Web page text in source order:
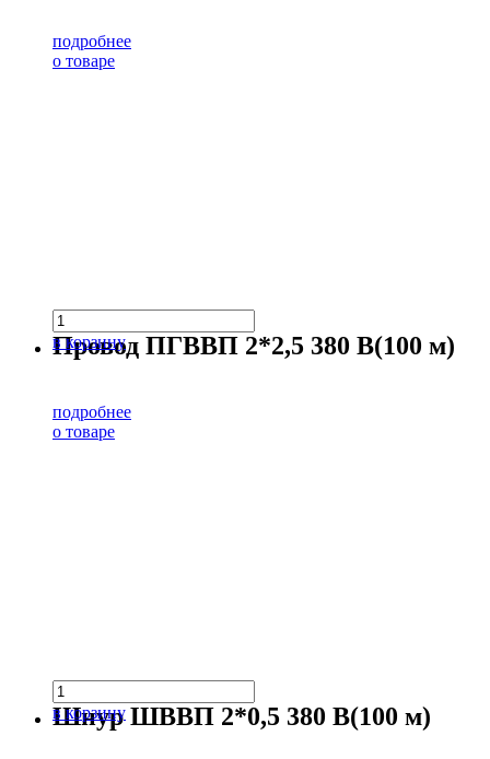
подробнее
о товаре
в корзину
Провод ПГВВП 2*2,5 380 В(100 м)
подробнее
о товаре
в корзину
Шнур ШВВП 2*0,5 380 В(100 м)